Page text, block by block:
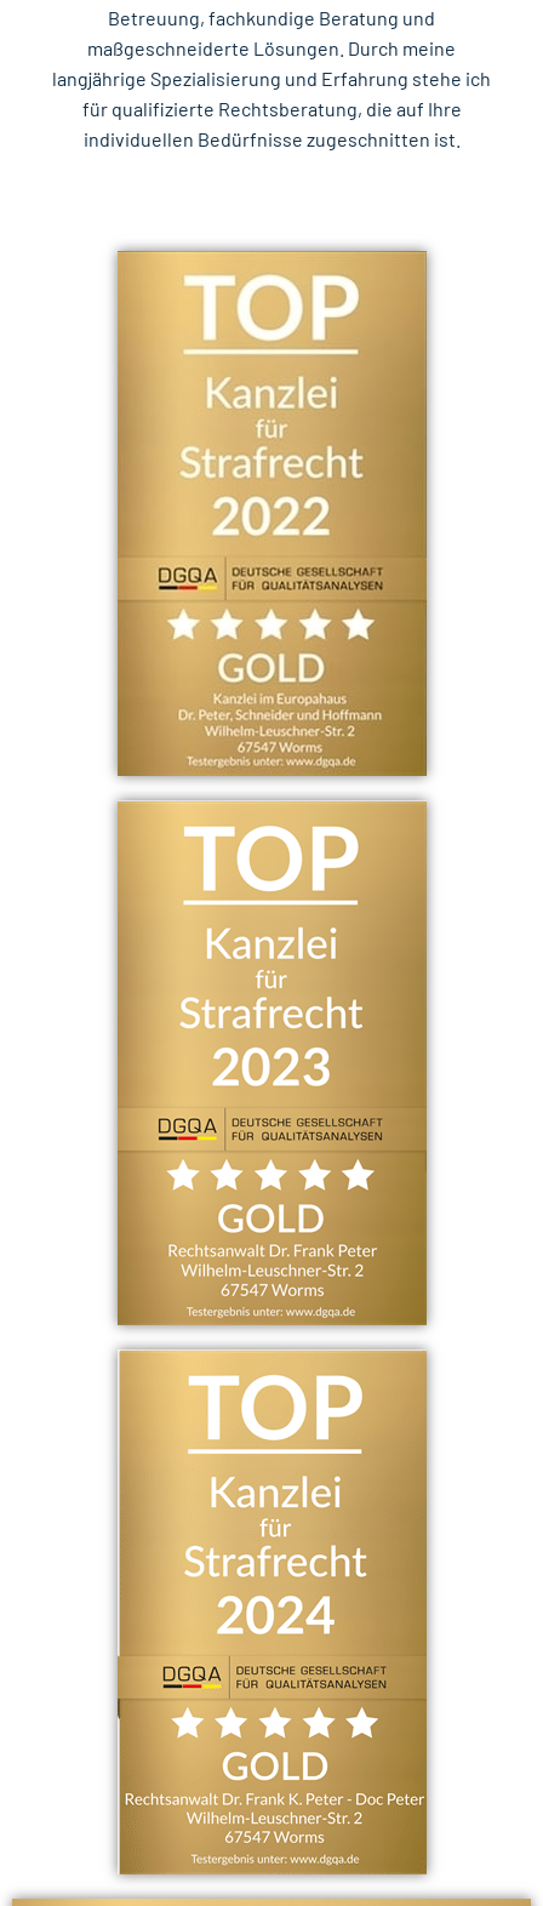
Betreuung, fachkundige Beratung und
maßgeschneiderte Lösungen. Durch meine
langjährige Spezialisierung und Erfahrung stehe ich
für qualifizierte Rechtsberatung, die auf Ihre
individuellen Bedürfnisse zugeschnitten ist.